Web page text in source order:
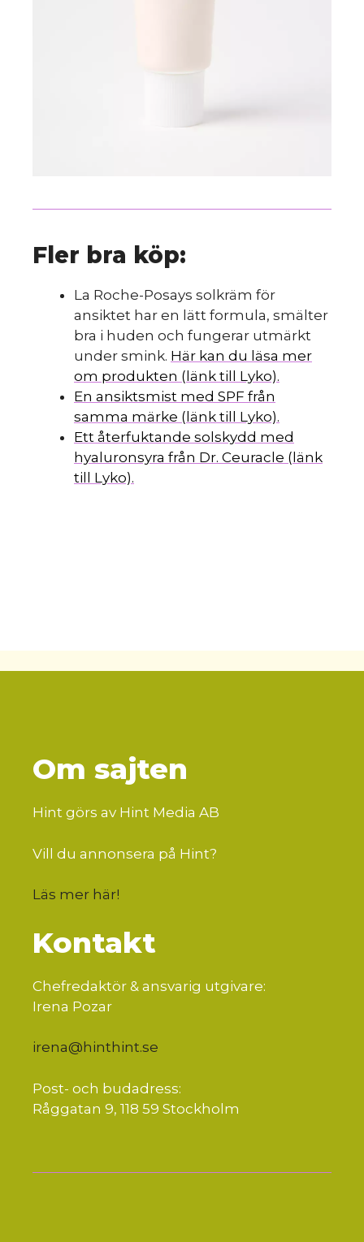
Fler bra köp:
La Roche-Posays solkräm för
ansiktet har en lätt formula, smälter
bra i huden och fungerar utmärkt
under smink. Här kan du läsa mer
om produkten (länk till Lyko).
En ansiktsmist med SPF från
samma märke (länk till Lyko).
Ett återfuktande solskydd med
hyaluronsyra från Dr. Ceuracle (länk
till Lyko).
Om sajten
Hint görs av Hint Media AB
Vill du annonsera på Hint?
Läs mer här!
Kontakt
Chefredaktör & ansvarig utgivare:
Irena Pozar
irena@hinthint.se
Post- och budadress:
Råggatan 9, 118 59 Stockholm